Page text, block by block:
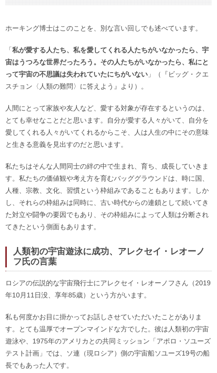
ホーキング博士はこのことを、別な言い回しでも述べています。
「私が愛する人たち、私を愛してくれる人たちがいなかったら、宇
宙はうつろな世界だったろう。その人たちがいなかったら、私にと
って宇宙の不思議は失われていたにちがいない 」（『ビッグ・クエ
スチョン〈人類の難問〉に答えよう』より）。
人間にとって家族や友人など、愛する対象が存在するというのは、
とても幸せなことだと思います。自分が愛する人々がいて、自分を
愛してくれる人々がいてくれるからこそ、人は人生の中にその意味
と生きる意義を見出すのだと思います。
私たちはそんな人間同士の絆の中で生まれ、育ち、成長していきま
す。私たちの価値観や考え方を育むバッググラウンドは、時に国、
人種、宗教、文化、習慣という枠組みであることもあります。しか
し、それらの枠組みは同時に、古い時代からの連鎖として続いてき
た対立や闘争の要因でもあり、その枠組みによって人類は分断され
てきたという側面もあります。
人類初の宇宙遊泳に成功、アレクセイ・レオーノ
フ氏の言葉
ロシアの伝説的な宇宙飛行士にアレクセイ・レオーノフさん（2019
年10月11日没、享年85歳）という方がいます。
私も何度かお目に掛かってお話しさせていただいたことがありま
す。とても温厚でオープンマインドな方でした。彼は人類初の宇宙
遊泳や、1975年のアメリカとの共同ミッション「アポロ・ソユーズ
テスト計画」では、ソ連（現ロシア）側の宇宙船ソユーズ19号の船
長でもあった人です。